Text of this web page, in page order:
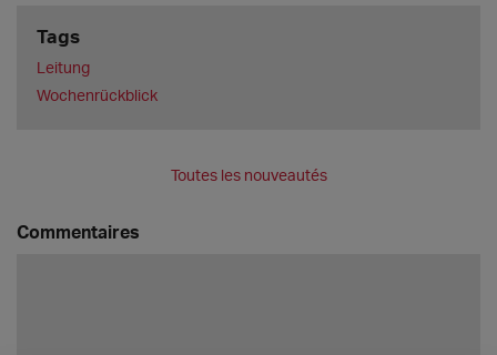
Tags
Leitung
Wochenrückblick
Toutes les nouveautés
Commentaires